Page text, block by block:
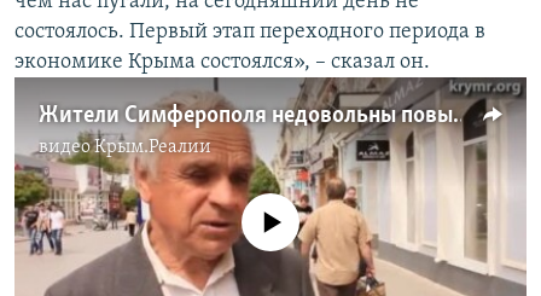
состоялось. Первый этап переходного периода в
экономике Крыма состоялся», – сказал он.
Жители Симферополя недовольны повышением цены на хлеб
видеоКрым.Реалии
No media source currently available